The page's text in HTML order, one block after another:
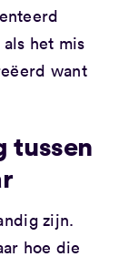
het mis
want
tussen
zijn.
hoe die